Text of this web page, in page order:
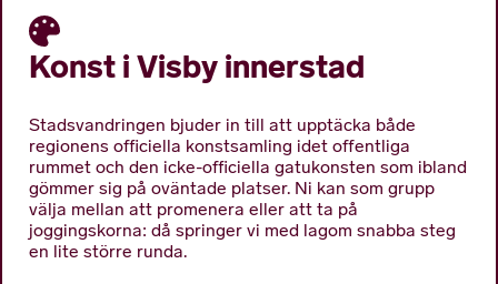
Konst i Visby innerstad
Stadsvandringen bjuder in till att upptäcka både
regionens officiella konstsamling idet offentliga
rummet och den icke-officiella gatukonsten som ibland
gömmer sig på oväntade platser. Ni kan som grupp
välja mellan att promenera eller att ta på
joggingskorna: då springer vi med lagom snabba steg
en lite större runda.